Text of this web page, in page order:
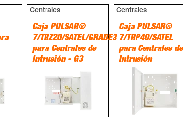
Centrales
Caja PULSAR®
7/TRZ20/SATEL/GRADE3
para Centrales de
Intrusión - G3
Centrales
Caja PULSAR®
7/TRP40/SATEL
para Centrales de
Intrusión